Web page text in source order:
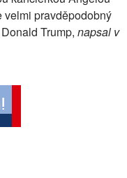
velmi pravděpodobný
Trump, napsal v